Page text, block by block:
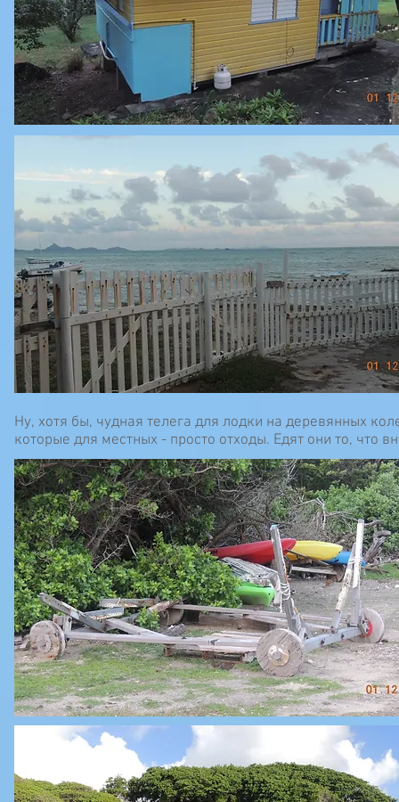
Ну, хотя бы, чудная телега для лодки на деревянных
которые для местных - просто отходы. Едят они то, что